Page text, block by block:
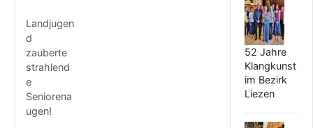
Landjugen
d
zauberte
strahlend
e
Seniorena
ugen!
52 Jahre
Klangkunst
im Bezirk
Liezen